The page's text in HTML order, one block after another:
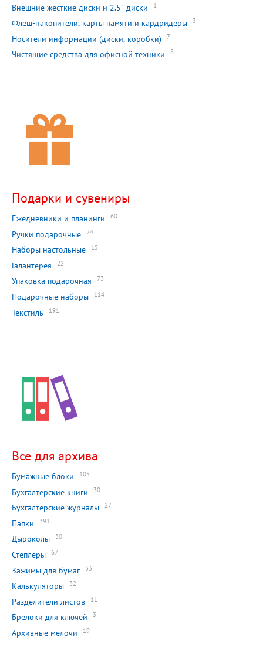
Внешние жесткие диски и 2.5" диски 1
Флеш-накопители, карты памяти и кардридеры 3
Носители информации (диски, коробки) 7
Чистящие средства для офисной техники 8
Подарки и сувениры
Ежедневники и планинги 60
Ручки подарочные 24
Наборы настольные 15
Галантерея 22
Упаковка подарочная 73
Подарочные наборы 114
Текстиль 191
Все для архива
Бумажные блоки 105
Бухгалтерские книги 30
Бухгалтерские журналы 27
Папки 391
Дыроколы 30
Степлеры 67
Зажимы для бумаг 33
Калькуляторы 32
Разделители листов 11
Брелоки для ключей 3
Архивные мелочи 19